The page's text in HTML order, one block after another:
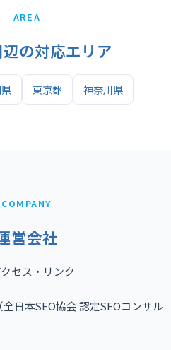
AREA
の対応エリア
東京都 神奈川県
COMPANY
営会社
セス・リンク
日本SEO協会 認定SEOコンサル